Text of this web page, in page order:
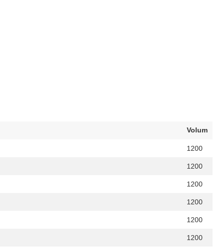
Volum
1200
1200
1200
1200
1200
1200